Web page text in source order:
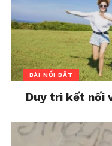
BÀI NỔI BẬT
Duy trì kết nối